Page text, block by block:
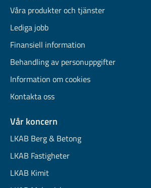
Våra produkter och tjänster
Lediga jobb
Finansiell information
Behandling av personuppgifter
Information om cookies
Kontakta oss
Vår koncern
LKAB Berg & Betong
LKAB Fastigheter
LKAB Kimit